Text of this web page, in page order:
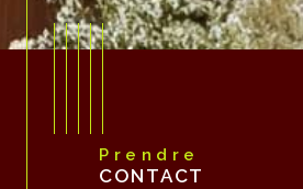
Prendre
CONTACT